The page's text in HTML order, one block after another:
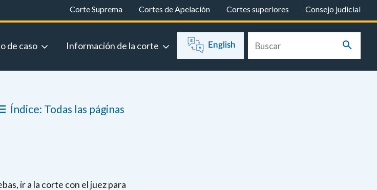
Corte Suprema Cortes de Apelación Cortes superiores Consejo judicial
de caso Información de la corte English
Índice: Todas las páginas
ir a la corte con el juez para